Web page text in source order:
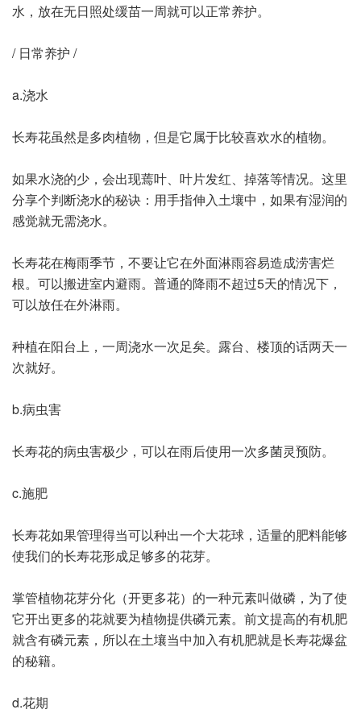
水，放在无日照处缓苗一周就可以正常养护。
/ 日常养护 /
a.浇水
长寿花虽然是多肉植物，但是它属于比较喜欢水的植物。
如果水浇的少，会出现蔫叶、叶片发红、掉落等情况。这里
分享个判断浇水的秘诀：用手指伸入土壤中，如果有湿润的
感觉就无需浇水。
长寿花在梅雨季节，不要让它在外面淋雨容易造成涝害烂
根。可以搬进室内避雨。普通的降雨不超过5天的情况下，
可以放任在外淋雨。
种植在阳台上，一周浇水一次足矣。露台、楼顶的话两天一
次就好。
b.病虫害
长寿花的病虫害极少，可以在雨后使用一次多菌灵预防。
c.施肥
长寿花如果管理得当可以种出一个大花球，适量的肥料能够
使我们的长寿花形成足够多的花芽。
掌管植物花芽分化（开更多花）的一种元素叫做磷，为了使
它开出更多的花就要为植物提供磷元素。前文提高的有机肥
就含有磷元素，所以在土壤当中加入有机肥就是长寿花爆盆
的秘籍。
d.花期